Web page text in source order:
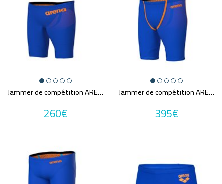
Jammer de compétition ARENA POWERSKIN CARBON AIR2 NEON BLAZE
260€
Jammer de compétition ARENA POWERSKIN PRIMO NEON BLAZE
395€